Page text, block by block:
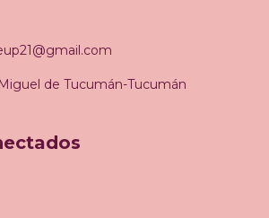
de Tucumán-Tucumán